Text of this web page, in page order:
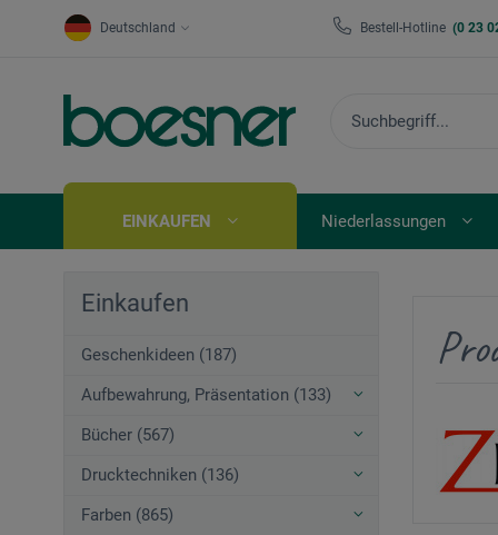
Deutschland Bestell-Hotline (0 23
EINKAUFEN Niederlassungen
Einkaufen
Geschenkideen (187)
Aufbewahrung, Präsentation (133)
Bücher (567)
Drucktechniken (136)
Farben (865)